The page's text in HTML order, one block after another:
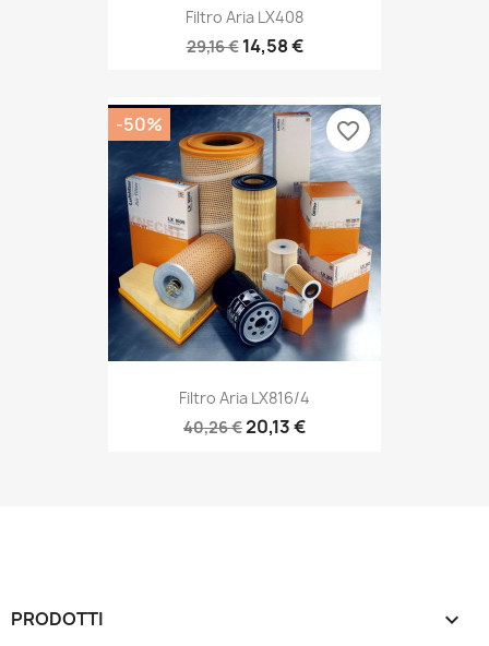
Filtro Aria LX408
29,16 € 14,58 €
Filtro Aria LX816/4
40,26 €20,13 €
-50% favorite_border
PRODOTTI 